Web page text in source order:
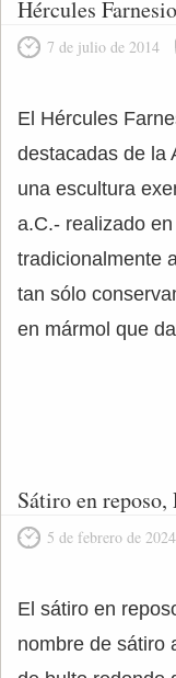
Hércules Farnesio
7 de julio de 2014
El Hércules
destacadas de la
una escultura
a.C.- realizado
tradicionalmente
tan sólo
en mármol que
Sátiro en reposo,
5 de febrero de 2024
El sátiro en
nombre de sátiro